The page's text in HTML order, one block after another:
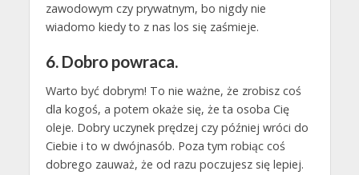
zawodowym czy prywatnym, bo nigdy nie
wiadomo kiedy to z nas los się zaśmieje.
6. Dobro powraca.
Warto być dobrym! To nie ważne, że zrobisz coś
dla kogoś, a potem okaże się, że ta osoba Cię
oleje. Dobry uczynek prędzej czy później wróci do
Ciebie i to w dwójnasób. Poza tym robiąc coś
dobrego zauważ, że od razu poczujesz się lepiej.